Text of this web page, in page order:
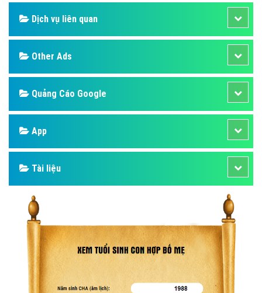
Dịch vụ liên quan
Other Ads
Quảng Cáo Google
App
Tài liệu